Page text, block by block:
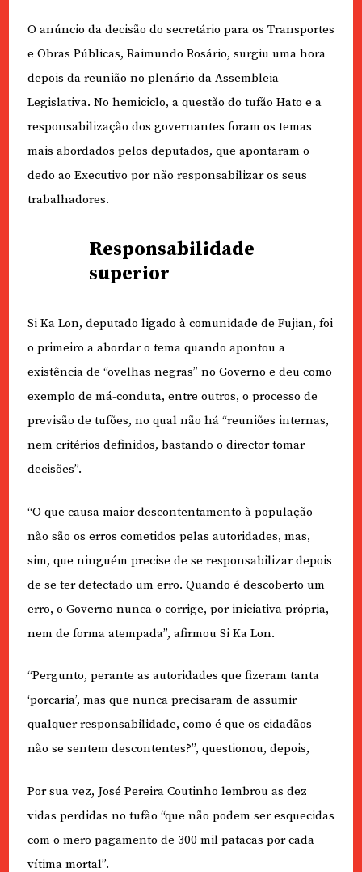
O anúncio da decisão do secretário para os Transportes
e Obras Públicas, Raimundo Rosário, surgiu uma hora
depois da reunião no plenário da Assembleia
Legislativa. No hemiciclo, a questão do tufão Hato e a
responsabilização dos governantes foram os temas
mais abordados pelos deputados, que apontaram o
dedo ao Executivo por não responsabilizar os seus
trabalhadores.
Responsabilidade
superior
Si Ka Lon, deputado ligado à comunidade de Fujian, foi
o primeiro a abordar o tema quando apontou a
existência de “ovelhas negras” no Governo e deu como
exemplo de má-conduta, entre outros, o processo de
previsão de tufões, no qual não há “reuniões internas,
nem critérios definidos, bastando o director tomar
decisões”.
“O que causa maior descontentamento à população
não são os erros cometidos pelas autoridades, mas,
sim, que ninguém precise de se responsabilizar depois
de se ter detectado um erro. Quando é descoberto um
erro, o Governo nunca o corrige, por iniciativa própria,
nem de forma atempada”, afirmou Si Ka Lon.
“Pergunto, perante as autoridades que fizeram tanta
‘porcaria’, mas que nunca precisaram de assumir
qualquer responsabilidade, como é que os cidadãos
não se sentem descontentes?”, questionou, depois,
Por sua vez, José Pereira Coutinho lembrou as dez
vidas perdidas no tufão “que não podem ser esquecidas
com o mero pagamento de 300 mil patacas por cada
vítima mortal”.